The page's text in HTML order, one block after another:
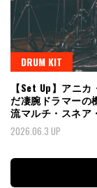
DRUM KIT
【Set Up】アニ
だ凄腕ドラマーの
流マルチ・スネア
2026.06.3 UP